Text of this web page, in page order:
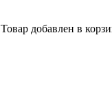
Товар добавлен в